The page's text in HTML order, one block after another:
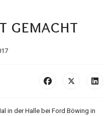
gemacht
in der Halle bei Ford Böwing in